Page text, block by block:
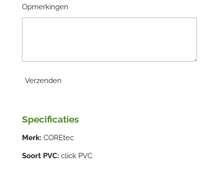
Opmerkingen
Verzenden
Specificaties
Merk: COREtec
Soort PVC: click PVC